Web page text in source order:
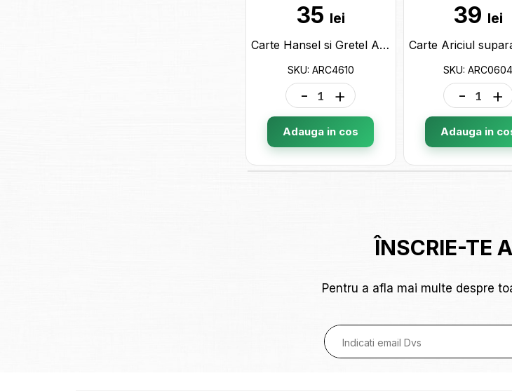
35 lei
Carte Hansel si Gretel ARC4610
SKU: ARC4610
- +
Adauga in cos
39 lei
SKU: ARC0604
- +
Adauga in
ÎNSCRIE-TE
Pentru a afla mai multe despre